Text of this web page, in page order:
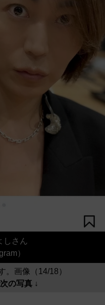
しさん
）
。画像（14/18）
の写真 ↓